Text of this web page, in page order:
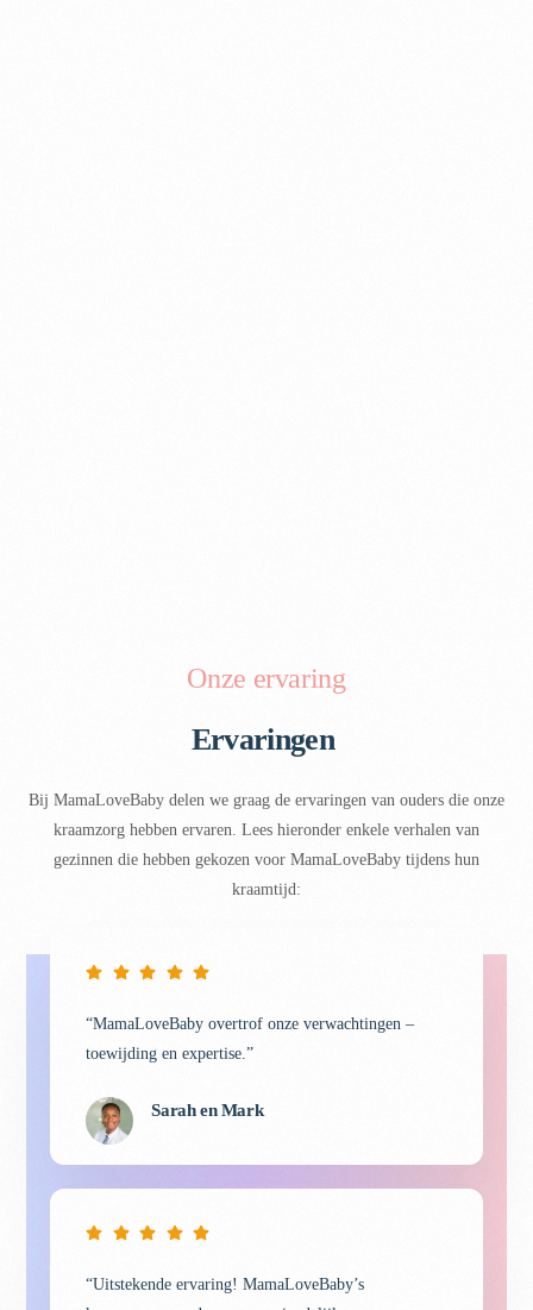
Onze ervaring
Ervaringen ​
Bij MamaLoveBaby delen we graag de ervaringen van ouders die onze
kraamzorg hebben ervaren. Lees hieronder enkele verhalen van
gezinnen die hebben gekozen voor MamaLoveBaby tijdens hun
kraamtijd:
“MamaLoveBaby overtrof onze verwachtingen –
toewijding en expertise.”
Sarah en Mark
“Uitstekende ervaring! MamaLoveBaby’s